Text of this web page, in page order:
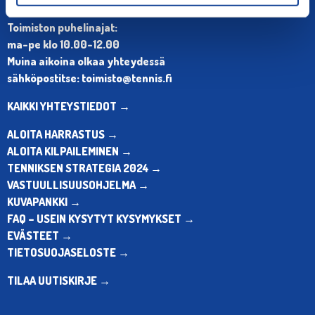
Puh. 010 574 3959
Toimiston puhelinajat:
ma-pe klo 10.00-12.00
Muina aikoina olkaa yhteydessä
sähköpostitse: toimisto@tennis.fi
KAIKKI YHTEYSTIEDOT →
ALOITA HARRASTUS →
ALOITA KILPAILEMINEN →
TENNIKSEN STRATEGIA 2024 →
VASTUULLISUUSOHJELMA →
KUVAPANKKI →
FAQ – USEIN KYSYTYT KYSYMYKSET →
EVÄSTEET →
TIETOSUOJASELOSTE →
TILAA UUTISKIRJE →